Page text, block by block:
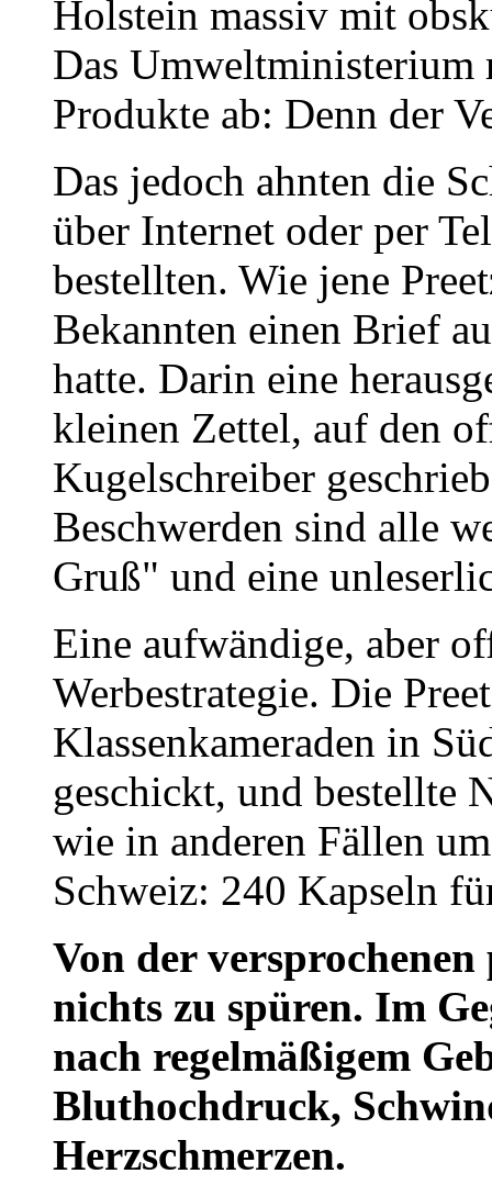
Holstein massiv mit
Das
Produkte ab: Denn der
Das jedoch ahnten die
über Internet oder per
bestellten. Wie jene
Bekannten einen Brief
hatte. Darin eine
kleinen Zettel, auf den
Kugelschreiber
Beschwerden sind alle
Gruß" und eine
Eine aufwändige, aber
Werbestrategie. Die
Klassenkameraden in
geschickt, und bestellte
wie in anderen Fällen
Schweiz: 240 Kapseln
Von der
nichts zu spüren. Im
nach regelmäßigem
Bluthochdruck,
Herzschmerzen.